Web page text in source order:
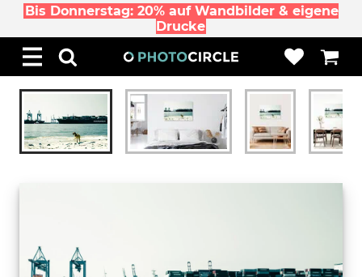
Bis Donnerstag: 20% auf Wandbilder & eigene
Drucke